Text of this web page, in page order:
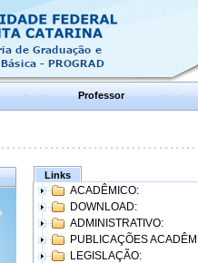
Professor
Links
ACADÊMICO:
DOWNLOAD:
ADMINISTRATIVO:
PUBLICAÇÕES
LEGISLAÇÃO: